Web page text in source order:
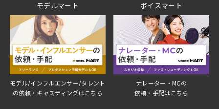
モデルマート
モデル/インフルエンサー/タレント
の依頼・キャスティングはこちら
ボイスマート
ナレーター・MCの
依頼・手配はこちら